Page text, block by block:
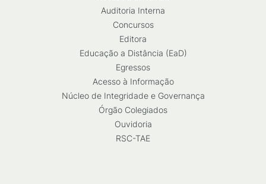
Auditoria Interna
Concursos
Editora
Educação a Distância (EaD)
Egressos
Acesso à Informação
Núcleo de Integridade e Governança
Órgão Colegiados
Ouvidoria
RSC-TAE